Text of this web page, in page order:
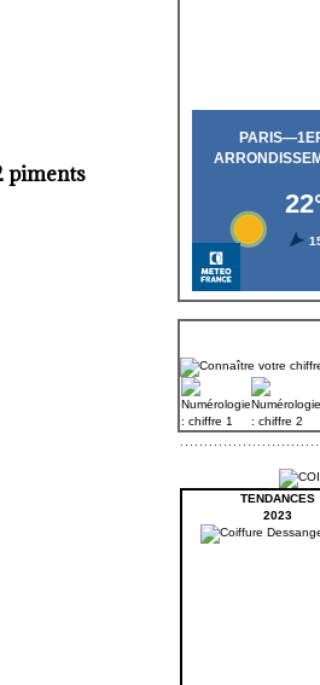
piments
TENDANCES
2023